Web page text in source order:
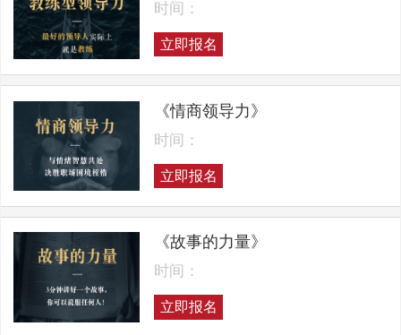
时间：
立即报名
《情商领导力》
时间：
立即报名
《故事的力量》
时间：
立即报名